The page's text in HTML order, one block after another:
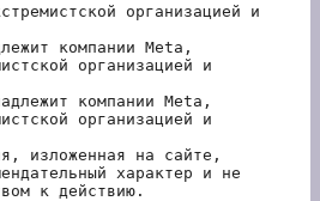
организацией и
компании Meta,
организацией и
компании Meta,
организацией и
изложенная на сайте,
характер и не
к действию.